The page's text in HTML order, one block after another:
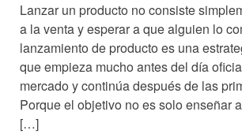
Lanzar un producto no consiste
a la venta y esperar a que alguien lo
lanzamiento de producto es una
que empieza mucho antes del día
mercado y continúa después de las
Porque el objetivo no es solo enseñar
[…]